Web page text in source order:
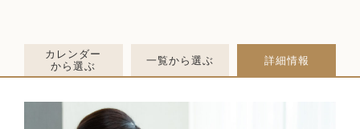
カレンダー
から選ぶ
一覧から選ぶ 詳細情報